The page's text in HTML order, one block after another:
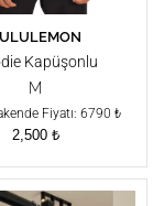
Kapüşonlu
Sweatshirt
M
Fiyatı: 6790 ₺
2,500 ₺